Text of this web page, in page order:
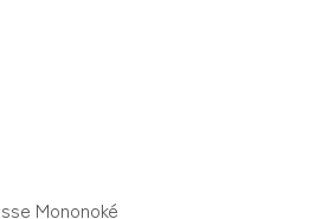
Mononoké